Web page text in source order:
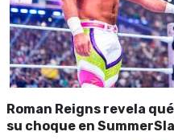
Roman Reigns revela
su choque en